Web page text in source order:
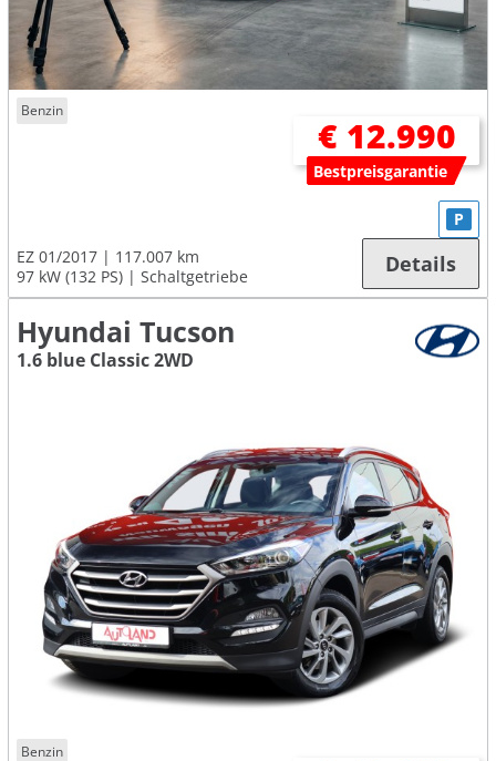
Benzin
€ 12.990
Bestpreisgarantie
EZ 01/2017
117.007 km
97 kW (132 PS)
Schaltgetriebe
P
Details
Hyundai Tucson
1.6 blue Classic 2WD
Benzin